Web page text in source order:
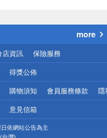
more
店資訊 保險服務
得獎公佈
購物須知 會員服務條款 隱
意見信箱
依網站公告為主
台灣)